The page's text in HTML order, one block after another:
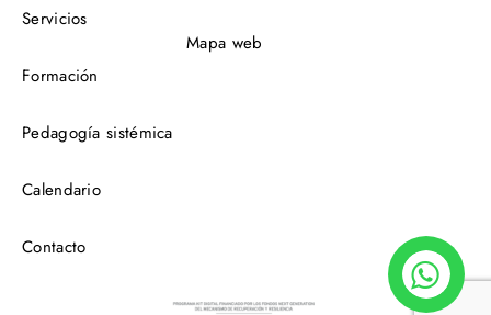
Servicios
Formación
Pedagogía sistémica
Calendario
Contacto
Mapa web